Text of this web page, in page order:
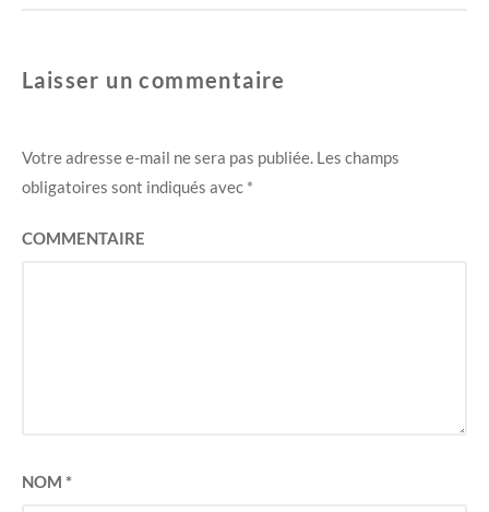
Laisser un commentaire
Votre adresse e-mail ne sera pas publiée. Les champs
obligatoires sont indiqués avec *
COMMENTAIRE
NOM *